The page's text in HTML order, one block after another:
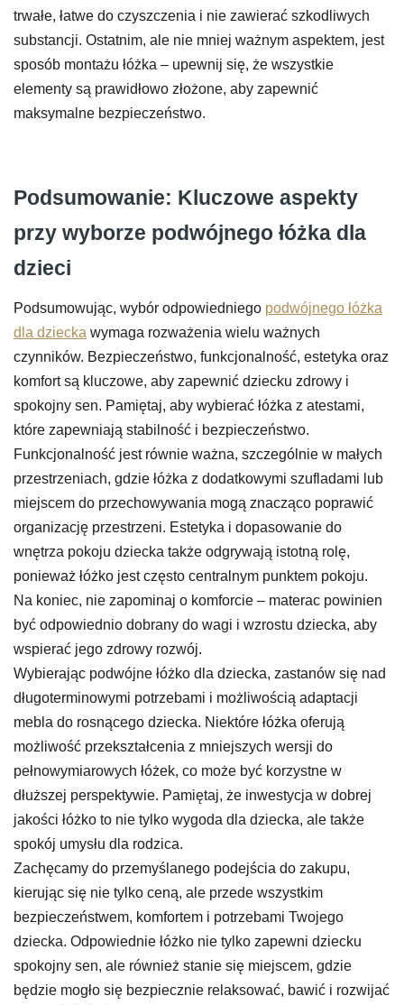
trwałe, łatwe do czyszczenia i nie zawierać szkodliwych
substancji. Ostatnim, ale nie mniej ważnym aspektem, jest
sposób montażu łóżka – upewnij się, że wszystkie
elementy są prawidłowo złożone, aby zapewnić
maksymalne bezpieczeństwo.
Podsumowanie: Kluczowe aspekty
przy wyborze podwójnego łóżka dla
dzieci
Podsumowując, wybór odpowiedniego podwójnego łóżka
dla dziecka wymaga rozważenia wielu ważnych
czynników. Bezpieczeństwo, funkcjonalność, estetyka oraz
komfort są kluczowe, aby zapewnić dziecku zdrowy i
spokojny sen. Pamiętaj, aby wybierać łóżka z atestami,
które zapewniają stabilność i bezpieczeństwo.
Funkcjonalność jest równie ważna, szczególnie w małych
przestrzeniach, gdzie łóżka z dodatkowymi szufladami lub
miejscem do przechowywania mogą znacząco poprawić
organizację przestrzeni. Estetyka i dopasowanie do
wnętrza pokoju dziecka także odgrywają istotną rolę,
ponieważ łóżko jest często centralnym punktem pokoju.
Na koniec, nie zapominaj o komforcie – materac powinien
być odpowiednio dobrany do wagi i wzrostu dziecka, aby
wspierać jego zdrowy rozwój.
Wybierając podwójne łóżko dla dziecka, zastanów się nad
długoterminowymi potrzebami i możliwością adaptacji
mebla do rosnącego dziecka. Niektóre łóżka oferują
możliwość przekształcenia z mniejszych wersji do
pełnowymiarowych łóżek, co może być korzystne w
dłuższej perspektywie. Pamiętaj, że inwestycja w dobrej
jakości łóżko to nie tylko wygoda dla dziecka, ale także
spokój umysłu dla rodzica.
Zachęcamy do przemyślanego podejścia do zakupu,
kierując się nie tylko ceną, ale przede wszystkim
bezpieczeństwem, komfortem i potrzebami Twojego
dziecka. Odpowiednie łóżko nie tylko zapewni dziecku
spokojny sen, ale również stanie się miejscem, gdzie
będzie mogło się bezpiecznie relaksować, bawić i rozwijać